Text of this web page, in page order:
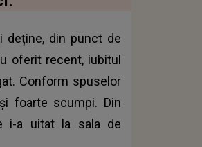
din punct de
oferit recent, iubitul
Conform spuselor
foarte scumpi. Din
i-a uitat la sala de